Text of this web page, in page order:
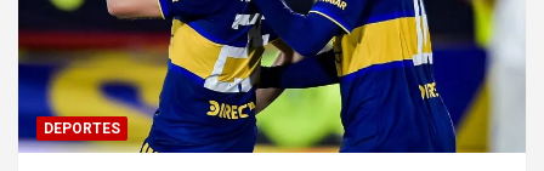
DEPORTES